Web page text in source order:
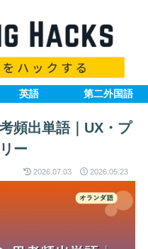
英語 第二外国語
頻出単語｜UX・プ
ー
2026.07.03 2026.05.23